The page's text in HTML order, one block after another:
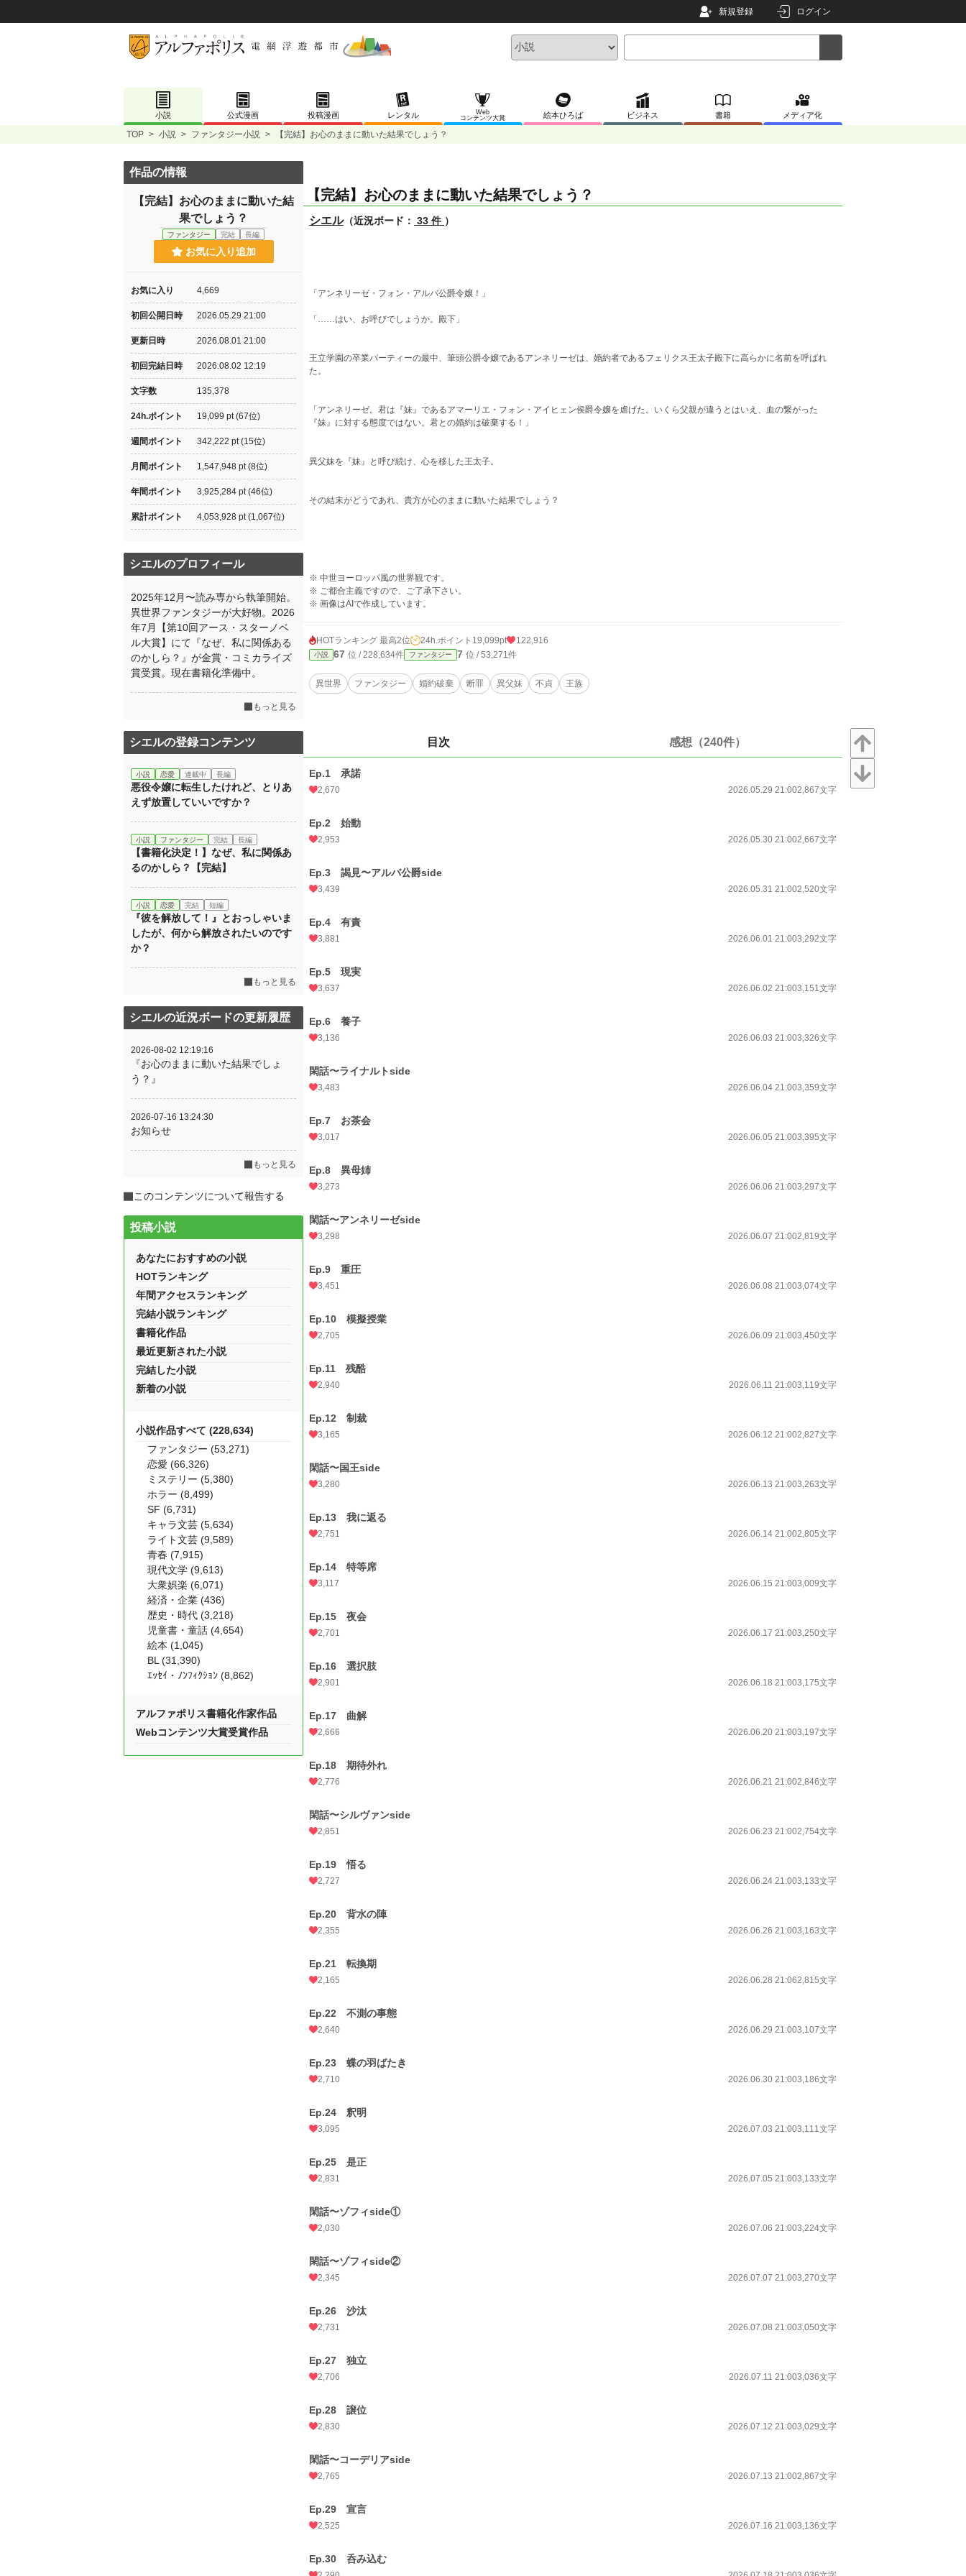
新規登録 ログイン
小説 公式漫画 投稿漫画 レンタル
Web
コンテンツ大賞
絵本ひろば ビジネス 書籍 メディア化
TOP > 小説 > ファンタジー小説 > 【完結】お心のままに動いた結果でしょう？
【完結】お心のままに動いた結果でしょう？
シエル（近況ボード： 33 件 ）
「アンネリーゼ・フォン・アルバ公爵令嬢！」
「……はい、お呼びでしょうか。殿下」
王立学園の卒業パーティーの最中、筆頭公爵令嬢であるアンネリーゼは、婚約者であるフェリクス王太子殿下に高らかに名前を呼ばれ
た。
「アンネリーゼ。君は『妹』であるアマーリエ・フォン・アイヒェン侯爵令嬢を虐げた。いくら父親が違うとはいえ、血の繋がった
『妹』に対する態度ではない。君との婚約は破棄する！」
異父妹を『妹』と呼び続け、心を移した王太子。
その結末がどうであれ、貴方が心のままに動いた結果でしょう？
※ 中世ヨーロッパ風の世界観です。
※ ご都合主義ですので、ご了承下さい。
※ 画像はAIで作成しています。
HOTランキング 最高2位 24h.ポイント 19,099pt 122,916
小説 67 位 / 228,634件 ファンタジー 7 位 / 53,271件
異世界 ファンタジー 婚約破棄 断罪 異父妹 不貞 王族
目次 感想（240件）
Ep.1 承諾
2,670 2026.05.29 21:002,867文字
Ep.2 始動
2,953 2026.05.30 21:002,667文字
Ep.3 謁見〜アルバ公爵side
3,439 2026.05.31 21:002,520文字
Ep.4 有責
3,881 2026.06.01 21:003,292文字
Ep.5 現実
3,637 2026.06.02 21:003,151文字
Ep.6 養子
3,136 2026.06.03 21:003,326文字
閑話〜ライナルトside
3,483 2026.06.04 21:003,359文字
Ep.7 お茶会
3,017 2026.06.05 21:003,395文字
Ep.8 異母姉
3,273 2026.06.06 21:003,297文字
閑話〜アンネリーゼside
3,298 2026.06.07 21:002,819文字
Ep.9 重圧
3,451 2026.06.08 21:003,074文字
Ep.10 模擬授業
2,705 2026.06.09 21:003,450文字
Ep.11 残酷
2,940 2026.06.11 21:003,119文字
Ep.12 制裁
3,165 2026.06.12 21:002,827文字
閑話〜国王side
3,280 2026.06.13 21:003,263文字
Ep.13 我に返る
2,751 2026.06.14 21:002,805文字
Ep.14 特等席
3,117 2026.06.15 21:003,009文字
Ep.15 夜会
2,701 2026.06.17 21:003,250文字
Ep.16 選択肢
2,901 2026.06.18 21:003,175文字
Ep.17 曲解
2,666 2026.06.20 21:003,197文字
Ep.18 期待外れ
2,776 2026.06.21 21:002,846文字
閑話〜シルヴァンside
2,851 2026.06.23 21:002,754文字
Ep.19 悟る
2,727 2026.06.24 21:003,133文字
Ep.20 背水の陣
2,355 2026.06.26 21:003,163文字
Ep.21 転換期
2,165 2026.06.28 21:062,815文字
Ep.22 不測の事態
2,640 2026.06.29 21:003,107文字
Ep.23 蝶の羽ばたき
2,710 2026.06.30 21:003,186文字
Ep.24 釈明
3,095 2026.07.03 21:003,111文字
Ep.25 是正
2,831 2026.07.05 21:003,133文字
閑話〜ゾフィside①
2,030 2026.07.06 21:003,224文字
閑話〜ゾフィside②
2,345 2026.07.07 21:003,270文字
Ep.26 沙汰
2,731 2026.07.08 21:003,050文字
Ep.27 独立
2,706 2026.07.11 21:003,036文字
Ep.28 譲位
2,830 2026.07.12 21:003,029文字
閑話〜コーデリアside
2,765 2026.07.13 21:002,867文字
Ep.29 宣言
2,525 2026.07.16 21:003,136文字
Ep.30 呑み込む
作品の情報
【完結】お心のままに動いた結
果でしょう？
ファンタジー 完結 長編
お気に入り追加
お気に入り 4,669
初回公開日時 2026.05.29 21:00
更新日時 2026.08.01 21:00
初回完結日時 2026.08.02 12:19
文字数 135,378
24h.ポイント 19,099 pt (67位)
週間ポイント 342,222 pt (15位)
月間ポイント 1,547,948 pt (8位)
年間ポイント 3,925,284 pt (46位)
累計ポイント 4,053,928 pt (1,067位)
シエルのプロフィール
2025年12月〜読み専から執筆開始。
異世界ファンタジーが大好物。2026
年7月【第10回アース・スターノベ
ル大賞】にて『なぜ、私に関係ある
のかしら？』が金賞・コミカライズ
賞受賞。現在書籍化準備中。
もっと見る
シエルの登録コンテンツ
小説 恋愛 連載中 長編
悪役令嬢に転生したけれど、とりあ
えず放置していいですか？
小説 ファンタジー 完結 長編
【書籍化決定！】なぜ、私に関係あ
るのかしら？【完結】
小説 恋愛 完結 短編
『彼を解放して！』とおっしゃいま
したが、何から解放されたいのです
か？
もっと見る
シエルの近況ボードの更新履歴
2026-08-02 12:19:16
『お心のままに動いた結果でしょ
う？』
2026-07-16 13:24:30
お知らせ
もっと見る
このコンテンツについて報告する
投稿小説
あなたにおすすめの小説
HOTランキング
年間アクセスランキング
完結小説ランキング
書籍化作品
最近更新された小説
完結した小説
新着の小説
小説作品すべて (228,634)
ファンタジー (53,271)
恋愛 (66,326)
ミステリー (5,380)
ホラー (8,499)
SF (6,731)
キャラ文芸 (5,634)
ライト文芸 (9,589)
青春 (7,915)
現代文学 (9,613)
大衆娯楽 (6,071)
経済・企業 (436)
歴史・時代 (3,218)
児童書・童話 (4,654)
絵本 (1,045)
BL (31,390)
ｴｯｾｲ・ﾉﾝﾌｨｸｼｮﾝ (8,862)
アルファポリス書籍化作家作品
Webコンテンツ大賞受賞作品